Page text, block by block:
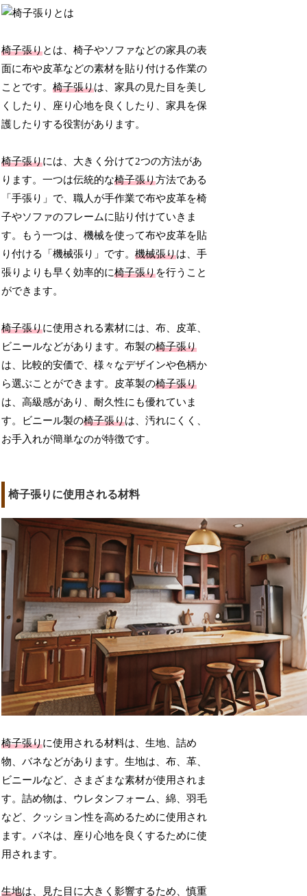
椅子張りとは、椅子やソファなどの家具の表
面に布や皮革などの素材を貼り付ける作業の
ことです。椅子張りは、家具の見た目を美し
くしたり、座り心地を良くしたり、家具を保
護したりする役割があります。
椅子張りには、大きく分けて2つの方法があ
ります。一つは伝統的な椅子張り方法である
「手張り」で、職人が手作業で布や皮革を椅
子やソファのフレームに貼り付けていきま
す。もう一つは、機械を使って布や皮革を貼
り付ける「機械張り」です。機械張りは、手
張りよりも早く効率的に椅子張りを行うこと
ができます。
椅子張りに使用される素材には、布、皮革、
ビニールなどがあります。布製の椅子張り
は、比較的安価で、様々なデザインや色柄か
ら選ぶことができます。皮革製の椅子張り
は、高級感があり、耐久性にも優れていま
す。ビニール製の椅子張りは、汚れにくく、
お手入れが簡単なのが特徴です。
椅子張りに使用される材料
椅子張りに使用される材料は、生地、詰め
物、バネなどがあります。生地は、布、革、
ビニールなど、さまざまな素材が使用されま
す。詰め物は、ウレタンフォーム、綿、羽毛
など、クッション性を高めるために使用され
ます。バネは、座り心地を良くするために使
用されます。
生地は、見た目に大きく影響するため、慎重